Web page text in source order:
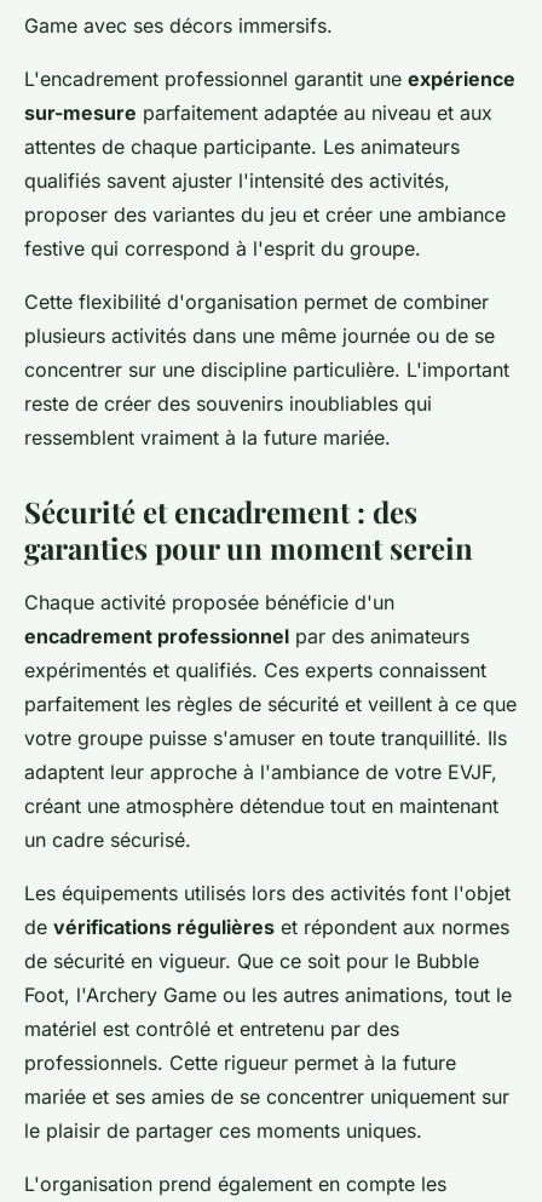
Game avec ses décors immersifs.
L'encadrement professionnel garantit une expérience
sur-mesure parfaitement adaptée au niveau et aux
attentes de chaque participante. Les animateurs
qualifiés savent ajuster l'intensité des activités,
proposer des variantes du jeu et créer une ambiance
festive qui correspond à l'esprit du groupe.
Cette flexibilité d'organisation permet de combiner
plusieurs activités dans une même journée ou de se
concentrer sur une discipline particulière. L'important
reste de créer des souvenirs inoubliables qui
ressemblent vraiment à la future mariée.
Sécurité et encadrement : des
garanties pour un moment serein
Chaque activité proposée bénéficie d'un
encadrement professionnel par des animateurs
expérimentés et qualifiés. Ces experts connaissent
parfaitement les règles de sécurité et veillent à ce que
votre groupe puisse s'amuser en toute tranquillité. Ils
adaptent leur approche à l'ambiance de votre EVJF,
créant une atmosphère détendue tout en maintenant
un cadre sécurisé.
Les équipements utilisés lors des activités font l'objet
de vérifications régulières et répondent aux normes
de sécurité en vigueur. Que ce soit pour le Bubble
Foot, l'Archery Game ou les autres animations, tout le
matériel est contrôlé et entretenu par des
professionnels. Cette rigueur permet à la future
mariée et ses amies de se concentrer uniquement sur
le plaisir de partager ces moments uniques.
L'organisation prend également en compte les